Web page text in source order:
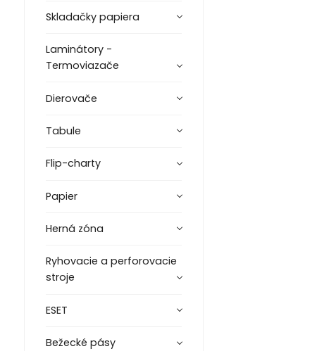
Skladačky papiera
Laminátory -
Termoviazače
Dierovače
Tabule
Flip-charty
Papier
Herná zóna
Ryhovacie a perforovacie
stroje
ESET
Bežecké pásy